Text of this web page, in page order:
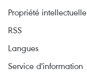
Propriété intellectuelle
RSS
Langues
Service d'information